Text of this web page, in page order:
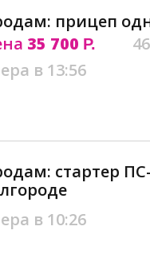
прицеп
35 700 Р.
в 13:56
стартер
в 10:26